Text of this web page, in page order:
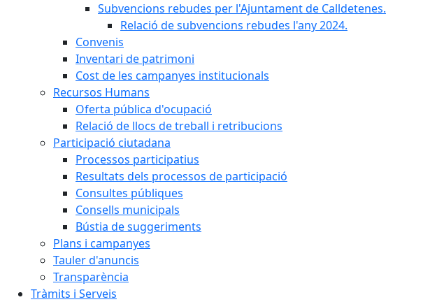
Subvencions rebudes per l'Ajuntament de Calldetenes.
Relació de subvencions rebudes l'any 2024.
Convenis
Inventari de patrimoni
Cost de les campanyes institucionals
Recursos Humans
Oferta pública d'ocupació
Relació de llocs de treball i retribucions
Participació ciutadana
Processos participatius
Resultats dels processos de participació
Consultes públiques
Consells municipals
Bústia de suggeriments
Plans i campanyes
Tauler d'anuncis
Transparència
Tràmits i Serveis